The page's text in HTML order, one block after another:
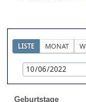
LISTE MONAT
Geburtstage